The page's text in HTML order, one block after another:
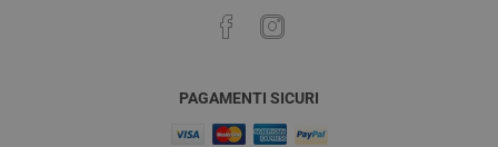
PAGAMENTI SICURI